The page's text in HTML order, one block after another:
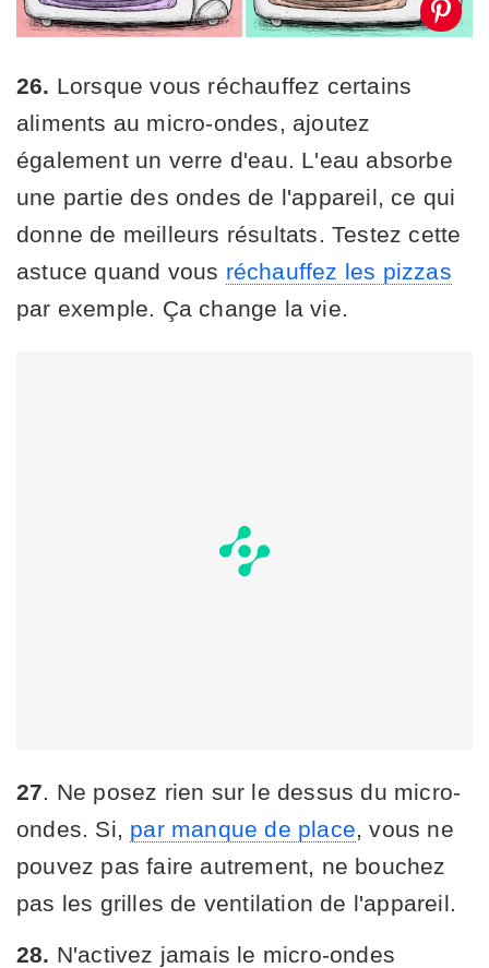
26. Lorsque vous réchauffez certains
aliments au micro-ondes, ajoutez
également un verre d'eau. L'eau absorbe
une partie des ondes de l'appareil, ce qui
donne de meilleurs résultats. Testez cette
astuce quand vous réchauffez les pizzas
par exemple. Ça change la vie.
27. Ne posez rien sur le dessus du micro-
ondes. Si, par manque de place, vous ne
pouvez pas faire autrement, ne bouchez
pas les grilles de ventilation de l'appareil.
28. N'activez jamais le micro-ondes